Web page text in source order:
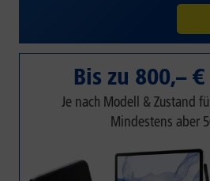
Bis zu 800,–
Je nach Modell & Zustand
Mindestens aber